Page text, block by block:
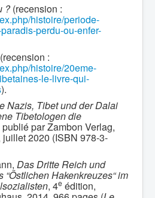
?(recension :
histoire/periode-
perdu-ou-enfer-
(recension :
histoire/20eme-
le-livre-qui-
).
Nazis, Tibet und der Dalai
Tibetologen die
publié par Zambon Verlag,
juillet 2020 (ISBN 978-3-
Das Dritte Reich und
“Östlichen Hakenkreuzes“ im
, 4e édition,